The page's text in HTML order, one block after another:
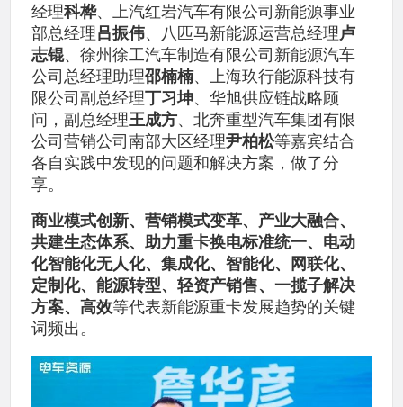
经理科桦、上汽红岩汽车有限公司新能源事业
部总经理吕振伟、八匹马新能源运营总经理卢
志锟、徐州徐工汽车制造有限公司新能源汽车
公司总经理助理邵楠楠、上海玖行能源科技有
限公司副总经理丁习坤、华旭供应链战略顾
问，副总经理王成方、北奔重型汽车集团有限
公司营销公司南部大区经理尹柏松等嘉宾结合
各自实践中发现的问题和解决方案，做了分
享。
商业模式创新、营销模式变革、产业大融合、
共建生态体系、助力重卡换电标准统一、电动
化智能化无人化、集成化、智能化、网联化、
定制化、能源转型、轻资产销售、一揽子解决
方案、高效等代表新能源重卡发展趋势的关键
词频出。